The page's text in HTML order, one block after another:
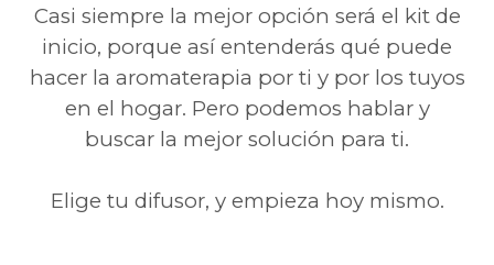
Casi siempre la mejor opción será el kit de
inicio, porque así entenderás qué puede
hacer la aromaterapia por ti y por los tuyos
en el hogar. Pero podemos hablar y
buscar la mejor solución para ti.
Elige tu difusor, y empieza hoy mismo.